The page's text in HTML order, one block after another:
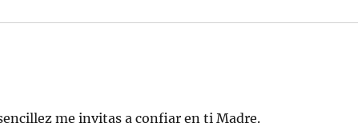
me invitas a confiar en ti Madre.